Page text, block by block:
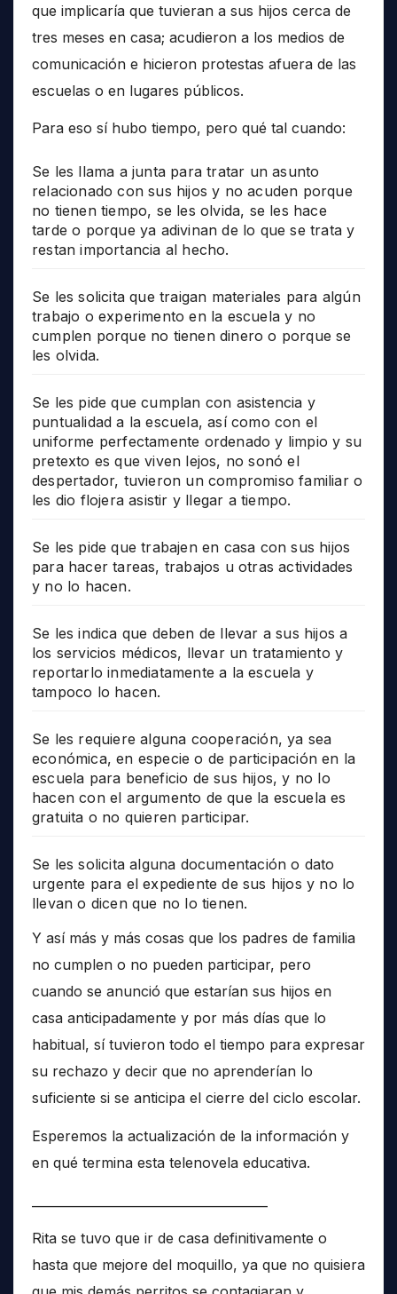
que implicaría que tuvieran a sus hijos cerca de
tres meses en casa; acudieron a los medios de
comunicación e hicieron protestas afuera de las
escuelas o en lugares públicos.
Para eso sí hubo tiempo, pero qué tal cuando:
Se les llama a junta para tratar un asunto
relacionado con sus hijos y no acuden porque
no tienen tiempo, se les olvida, se les hace
tarde o porque ya adivinan de lo que se trata y
restan importancia al hecho.
Se les solicita que traigan materiales para algún
trabajo o experimento en la escuela y no
cumplen porque no tienen dinero o porque se
les olvida.
Se les pide que cumplan con asistencia y
puntualidad a la escuela, así como con el
uniforme perfectamente ordenado y limpio y su
pretexto es que viven lejos, no sonó el
despertador, tuvieron un compromiso familiar o
les dio flojera asistir y llegar a tiempo.
Se les pide que trabajen en casa con sus hijos
para hacer tareas, trabajos u otras actividades
y no lo hacen.
Se les indica que deben de llevar a sus hijos a
los servicios médicos, llevar un tratamiento y
reportarlo inmediatamente a la escuela y
tampoco lo hacen.
Se les requiere alguna cooperación, ya sea
económica, en especie o de participación en la
escuela para beneficio de sus hijos, y no lo
hacen con el argumento de que la escuela es
gratuita o no quieren participar.
Se les solicita alguna documentación o dato
urgente para el expediente de sus hijos y no lo
llevan o dicen que no lo tienen.
Y así más y más cosas que los padres de familia
no cumplen o no pueden participar, pero
cuando se anunció que estarían sus hijos en
casa anticipadamente y por más días que lo
habitual, sí tuvieron todo el tiempo para expresar
su rechazo y decir que no aprenderían lo
suficiente si se anticipa el cierre del ciclo escolar.
Esperemos la actualización de la información y
en qué termina esta telenovela educativa.
Rita se tuvo que ir de casa definitivamente o
hasta que mejore del moquillo, ya que no quisiera